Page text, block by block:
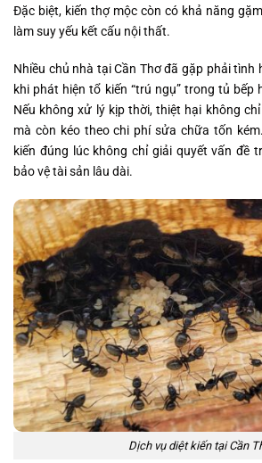
Đặc biệt, kiến thợ mộc còn có khả năng
làm suy yếu kết cấu nội thất.
Nhiều chủ nhà tại Cần Thơ đã gặp phải tình
khi phát hiện tổ kiến “trú ngụ” trong tủ bếp
Nếu không xử lý kịp thời, thiệt hại không
mà còn kéo theo chi phí sửa chữa tốn
kiến đúng lúc không chỉ giải quyết vấn đề
bảo vệ tài sản lâu dài.
Dịch vụ diệt kiến tại Cần